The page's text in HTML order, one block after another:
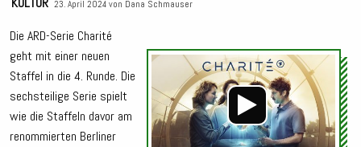
23. April 2024 von Dana Schmauser
Die ARD-Serie Charité
geht mit einer neuen
Staffel in die 4. Runde. Die
sechsteilige Serie spielt
wie die Staffeln davor am
renommierten Berliner